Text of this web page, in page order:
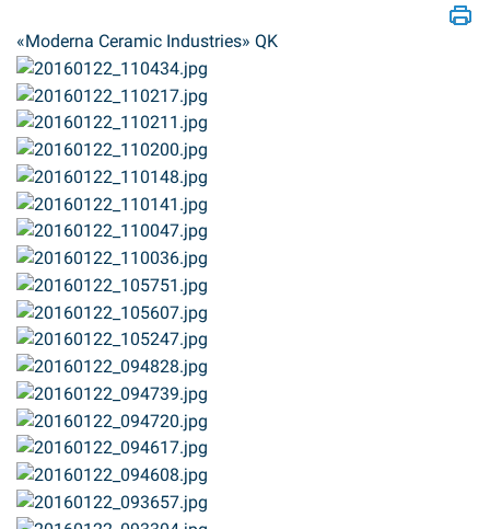
«Moderna Ceramic Industries» QK